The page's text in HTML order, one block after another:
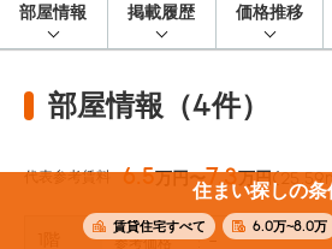
住まい探しの条
賃貸住宅すべて 6.0万~8.0万
部屋情報 掲載履歴 価格推移
部屋情報（4件）
代表参考賃料 6.5万円〜7.3万円
参考価格 -